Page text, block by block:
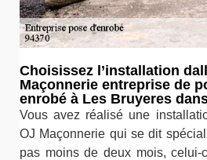
Choisissez l’installation
Maçonnerie entreprise de
enrobé à Les Bruyeres
Vous avez réalisé une
OJ Maçonnerie qui se dit
pas moins de deux mois,